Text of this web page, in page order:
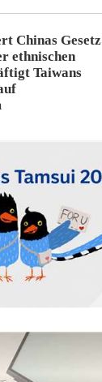
Chinas Gesetz
ethnischen
Taiwans